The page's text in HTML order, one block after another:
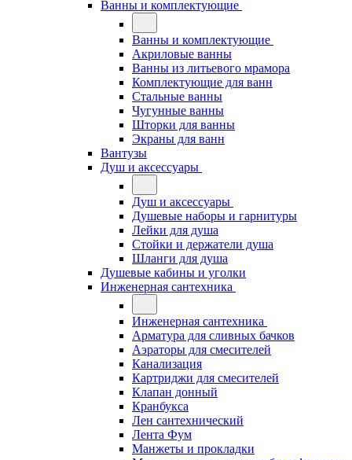
Ванны и комплектующие
Ванны и комплектующие
Акриловые ванны
Ванны из литьевого мрамора
Комплектующие для ванн
Стальные ванны
Чугунные ванны
Шторки для ванны
Экраны для ванн
Вантузы
Душ и аксессуары
Душ и аксессуары
Душевые наборы и гарнитуры
Лейки для душа
Стойки и держатели душа
Шланги для душа
Душевые кабины и уголки
Инженерная сантехника
Инженерная сантехника
Арматура для сливных бачков
Аэраторы для смесителей
Канализация
Картриджи для смесителей
Клапан донный
Кранбукса
Лен сантехнический
Лента Фум
Манжеты и прокладки